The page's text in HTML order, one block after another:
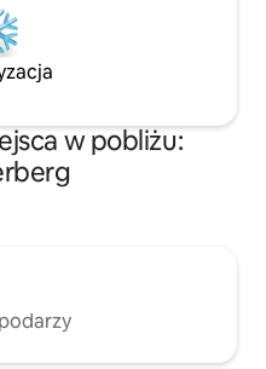
w pobliżu: